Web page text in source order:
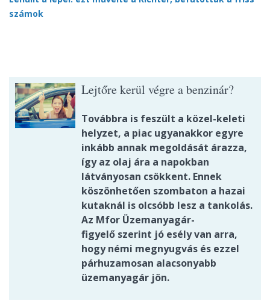
számok
Lejtőre kerül végre a benzinár?
Továbbra is feszült a közel-keleti
helyzet, a piac ugyanakkor egyre
inkább annak megoldását árazza,
így az olaj ára a napokban
látványosan csökkent. Ennek
köszönhetően szombaton a hazai
kutaknál is olcsóbb lesz a tankolás.
Az Mfor Üzemanyagár-
figyelő szerint jó esély van arra,
hogy némi megnyugvás és ezzel
párhuzamosan alacsonyabb
üzemanyagár jön.